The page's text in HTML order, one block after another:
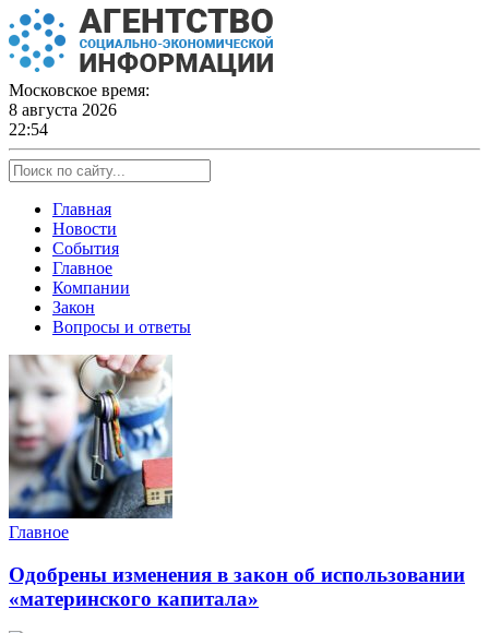
Skip
to
content
Московское время:
8 августа 2026
22:54
Главная
Новости
События
Главное
Компании
Закон
Вопросы и ответы
Главное
Одобрены изменения в закон об использовании
«материнского капитала»